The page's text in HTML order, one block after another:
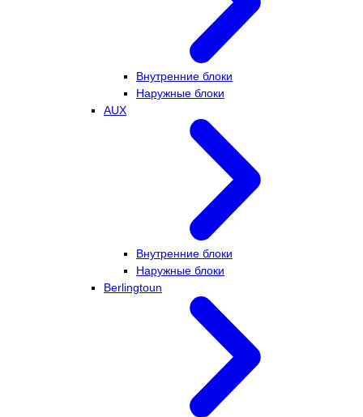
Внутренние блоки
Наружные блоки
AUX
Внутренние блоки
Наружные блоки
Berlingtoun